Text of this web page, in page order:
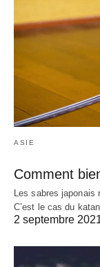
ASIE
Comment
Les sabres japonais
C’est le cas du
2 septembre